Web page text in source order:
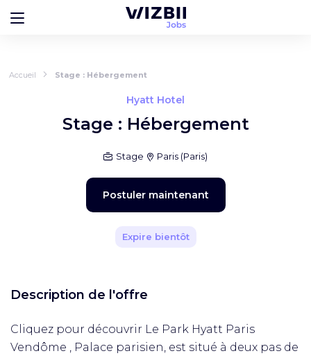
Accueil Stage : Hébergement
Hyatt Hotel
Stage : Hébergement
Stage Paris (Paris)
Postuler maintenant
Expire bientôt
Description de l'offre
Cliquez pour découvrir Le Park Hyatt Paris
Vendôme , Palace parisien, est situé à deux pas de